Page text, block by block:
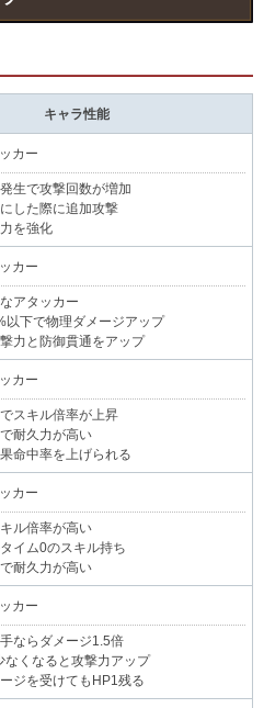
キャラ性能
カー
生で攻撃回数が増加
した際に追加攻撃
を強化
カー
アタッカー
以下で物理ダメージアップ
力と防御貫通をアップ
カー
スキル倍率が上昇
耐久力が高い
命中率を上げられる
カー
ル倍率が高い
イム0のスキル持ち
耐久力が高い
カー
ならダメージ1.5倍
なくなると攻撃力アップ
ジを受けてもHP1残る